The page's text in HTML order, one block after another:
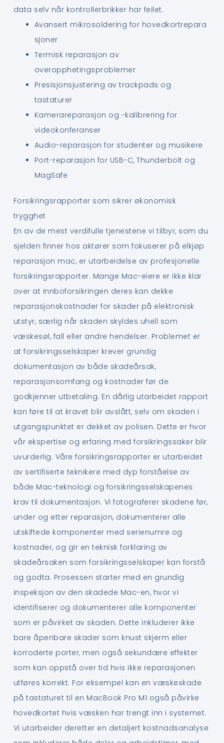
data selv når kontrollerbrikker har feilet.
Avansert mikrosoldering for hovedkortrepara
sjoner
Termisk reparasjon av
overopphetingsproblemer
Presisjonsjustering av trackpads og
tastaturer
Kamerareparasjon og -kalibrering for
videokonferanser
Audio-reparasjon for studenter og musikere
Port-reparasjon for USB-C, Thunderbolt og
MagSafe
Forsikringsrapporter som sikrer økonomisk
trygghet
En av de mest verdifulle tjenestene vi tilbyr, som du
sjelden finner hos aktører som fokuserer på elkjøp
reparasjon mac, er utarbeidelse av profesjonelle
forsikringsrapporter. Mange Mac-eiere er ikke klar
over at innboforsikringen deres kan dekke
reparasjonskostnader for skader på elektronisk
utstyr, særlig når skaden skyldes uhell som
væskesøl, fall eller andre hendelser. Problemet er
at forsikringsselskaper krever grundig
dokumentasjon av både skadeårsak,
reparasjonsomfang og kostnader før de
godkjenner utbetaling. En dårlig utarbeidet rapport
kan føre til at kravet blir avslått, selv om skaden i
utgangspunktet er dekket av polisen. Dette er hvor
vår ekspertise og erfaring med forsikringssaker blir
uvurderlig. Våre forsikringsrapporter er utarbeidet
av sertifiserte teknikere med dyp forståelse av
både Mac-teknologi og forsikringsselskapenes
krav til dokumentasjon. Vi fotograferer skadene før,
under og etter reparasjon, dokumenterer alle
utskiftede komponenter med serienumre og
kostnader, og gir en teknisk forklaring av
skadeårsaken som forsikringsselskaper kan forstå
og godta. Prosessen starter med en grundig
inspeksjon av den skadede Mac-en, hvor vi
identifiserer og dokumenterer alle komponenter
som er påvirket av skaden. Dette inkluderer ikke
bare åpenbare skader som knust skjerm eller
korroderte porter, men også sekundære effekter
som kan oppstå over tid hvis ikke reparasjonen
utføres korrekt. For eksempel kan en væskeskade
på tastaturet til en MacBook Pro M1 også påvirke
hovedkortet hvis væsken har trengt inn i systemet.
Vi utarbeider deretter en detaljert kostnadsanalyse